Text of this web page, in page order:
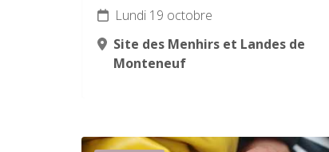
Lundi 19 octobre
Site des Menhirs et Landes de
Monteneuf